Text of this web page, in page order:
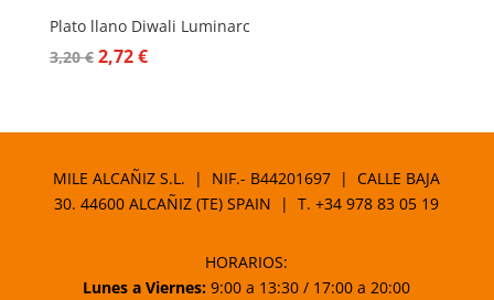
Plato llano Diwali Luminarc
3,20€ El
3,20 €.
2,72€El
2,72 €.
MILE ALCAÑIZ S.L. | NIF.- B44201697 | CALLE BAJA
30. 44600 ALCAÑIZ (TE) SPAIN | T.+34 978 83 05 19
HORARIOS:
Lunes a Viernes: 9:00 a 13:30 / 17:00 a 20:00